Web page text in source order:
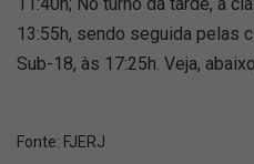
13:55h, sendo seguida pelas
Sub-18, às 17:25h. Veja,
Fonte: FJERJ